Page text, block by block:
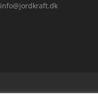
info@jordkraft.dk